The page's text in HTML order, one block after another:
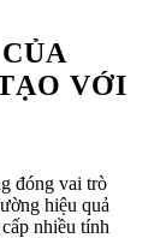
VỚI
đóng vai trò
hiệu quả
nhiều tính